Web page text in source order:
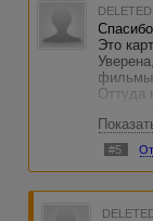
DELETED
Это
Оттуда
#5